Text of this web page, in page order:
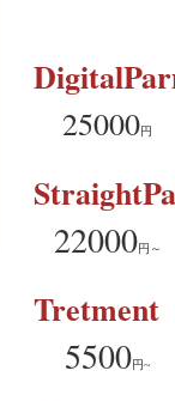
25000円
22000円～
Tretment
5500円~